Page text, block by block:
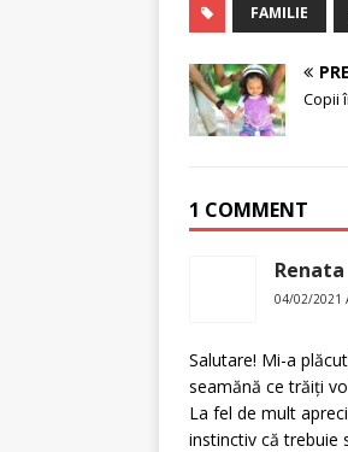
FAMILIE
Copii
1 COMMENT
Renata
04/02/2021
Salutare! Mi-a
seamănă ce trăiți
La fel de mult
instinctiv că trebuie